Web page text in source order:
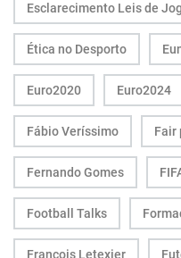
Esclarecimento Leis de
Ética no Desporto
Euro2020 Euro2024
Fábio Veríssimo Fair
Fernando Gomes
Football Talks
François Letexier